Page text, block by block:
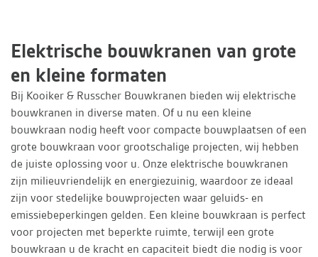
Elektrische bouwkranen van grote
en kleine formaten
Bij Kooiker & Russcher Bouwkranen bieden wij elektrische
bouwkranen in diverse maten. Of u nu een kleine
bouwkraan nodig heeft voor compacte bouwplaatsen of een
grote bouwkraan voor grootschalige projecten, wij hebben
de juiste oplossing voor u. Onze elektrische bouwkranen
zijn milieuvriendelijk en energiezuinig, waardoor ze ideaal
zijn voor stedelijke bouwprojecten waar geluids- en
emissiebeperkingen gelden. Een kleine bouwkraan is perfect
voor projecten met beperkte ruimte, terwijl een grote
bouwkraan u de kracht en capaciteit biedt die nodig is voor